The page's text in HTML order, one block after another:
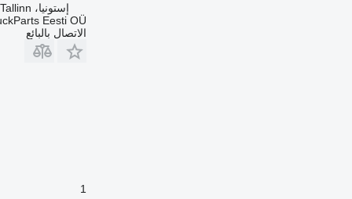
إستونيا، Tallinn
Eesti OÜ
الاتصال بالبائع
1